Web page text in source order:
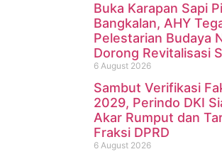
Buka Karapan Sapi
Bangkalan, AHY
Pelestarian Budaya
Dorong Revitalisasi
6 August 2026
Sambut Verifikasi
2029, Perindo DKI
Akar Rumput dan
Fraksi DPRD
6 August 2026